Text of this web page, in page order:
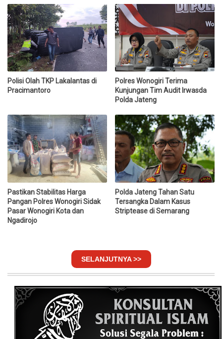
Polisi Olah TKP Lakalantas di
Pracimantoro
Polres Wonogiri Terima
Kunjungan Tim Audit Irwasda
Polda Jateng
Pastikan Stabilitas Harga
Pangan Polres Wonogiri Sidak
Pasar Wonogiri Kota dan
Ngadirojo
Polda Jateng Tahan Satu
Tersangka Dalam Kasus
Striptease di Semarang
SELANJUTNYA >>